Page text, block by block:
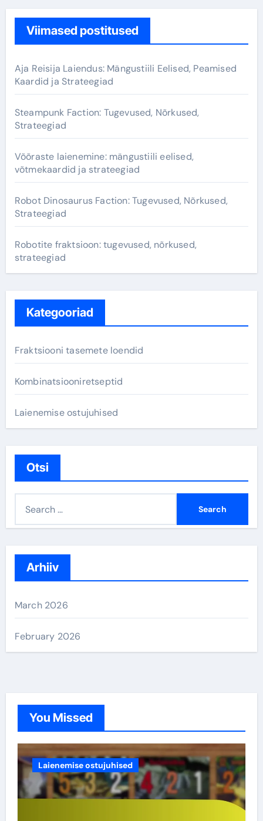
Viimased postitused
Aja Reisija Laiendus: Mängustiili Eelised, Peamised
Kaardid ja Strateegiad
Steampunk Faction: Tugevused, Nõrkused,
Strateegiad
Võõraste laienemine: mängustiili eelised,
võtmekaardid ja strateegiad
Robot Dinosaurus Faction: Tugevused, Nõrkused,
Strateegiad
Robotite fraktsioon: tugevused, nõrkused,
strateegiad
Kategooriad
Fraktsiooni tasemete loendid
Kombinatsiooniretseptid
Laienemise ostujuhised
Otsi
h
f
o
r
:
Arhiiv
March 2026
February 2026
You Missed
Laienemise ostujuhised